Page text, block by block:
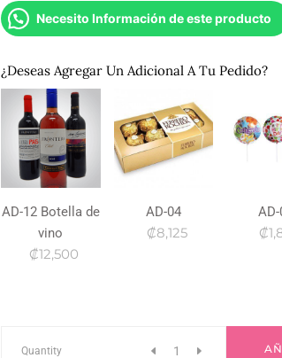
Necesito Información de este producto
¿Deseas Agregar Un Adicional A Tu Pedido?
AD-12 Botella de
vino
₡12,500
AD-04
₡8,125
a-
Quantity